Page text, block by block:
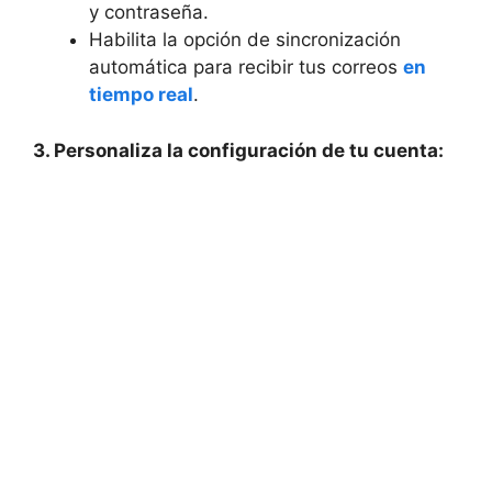
y contraseña.
Habilita la opción de sincronización
automática para recibir tus correos en
tiempo real.
3. Personaliza la configuración de tu cuenta: